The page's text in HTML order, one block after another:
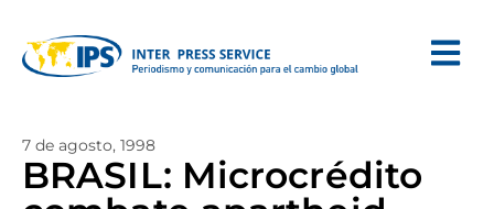
7 de agosto, 1998
BRASIL: Microcrédito